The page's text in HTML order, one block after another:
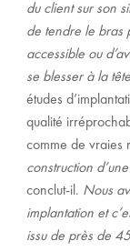
du client sur son
de tendre le bras
accessible ou
se blesser à la
études
qualité
comme de vraies
construction
conclut-il. Nous
implantation et
issu de près de